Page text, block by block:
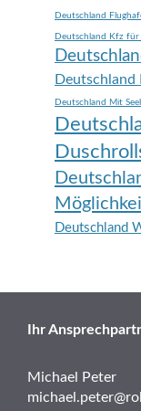
Deutschland
Deutschland Kfz
Deutschland Mit
Deutschland
Ihr
Michael Peter